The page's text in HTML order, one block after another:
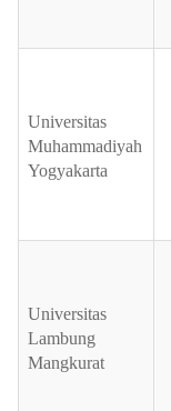
Universitas
Muhammadiyah
Yogyakarta
Universitas
Lambung
Mangkurat